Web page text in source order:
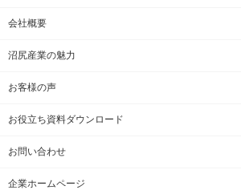
会社概要
沼尻産業の魅力
お客様の声
お役立ち資料ダウンロード
お問い合わせ
企業ホームページ